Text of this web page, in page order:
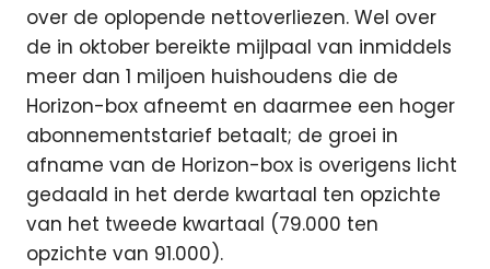
over de oplopende nettoverliezen. Wel over
de in oktober bereikte mijlpaal van inmiddels
meer dan 1 miljoen huishoudens die de
Horizon-box afneemt en daarmee een hoger
abonnementstarief betaalt; de groei in
afname van de Horizon-box is overigens licht
gedaald in het derde kwartaal ten opzichte
van het tweede kwartaal (79.000 ten
opzichte van 91.000).